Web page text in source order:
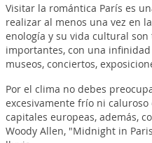
Visitar la romántica París es
realizar al menos una vez en
enología y su vida cultural
importantes, con una
museos, conciertos,
Por el clima no debes
excesivamente frío ni
capitales europeas, además,
Woody Allen, "Midnight in